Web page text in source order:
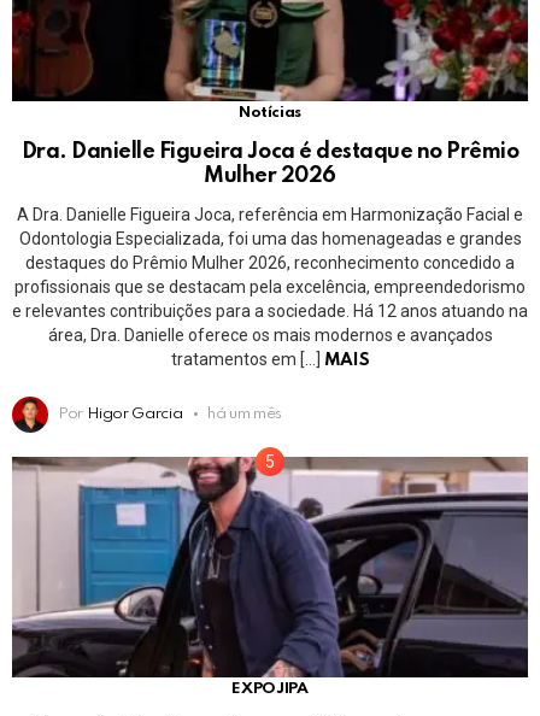
Notícias
Dra. Danielle Figueira Joca é destaque no Prêmio
Mulher 2026
A Dra. Danielle Figueira Joca, referência em Harmonização Facial e
Odontologia Especializada, foi uma das homenageadas e grandes
destaques do Prêmio Mulher 2026, reconhecimento concedido a
profissionais que se destacam pela excelência, empreendedorismo
e relevantes contribuições para a sociedade. Há 12 anos atuando na
área, Dra. Danielle oferece os mais modernos e avançados
tratamentos em […]
MAIS
Por Higor Garcia há um mês
EXPOJIPA